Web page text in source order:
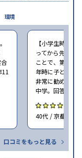
【小学生時の通
ってから先生に
ことで、第一志
年時に子どもが
非常に勧めたい
中学。回答時期
40代 / 京都府 男
口コミをもっと見る
環境